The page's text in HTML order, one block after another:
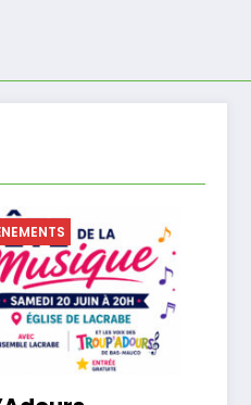
CUISINE